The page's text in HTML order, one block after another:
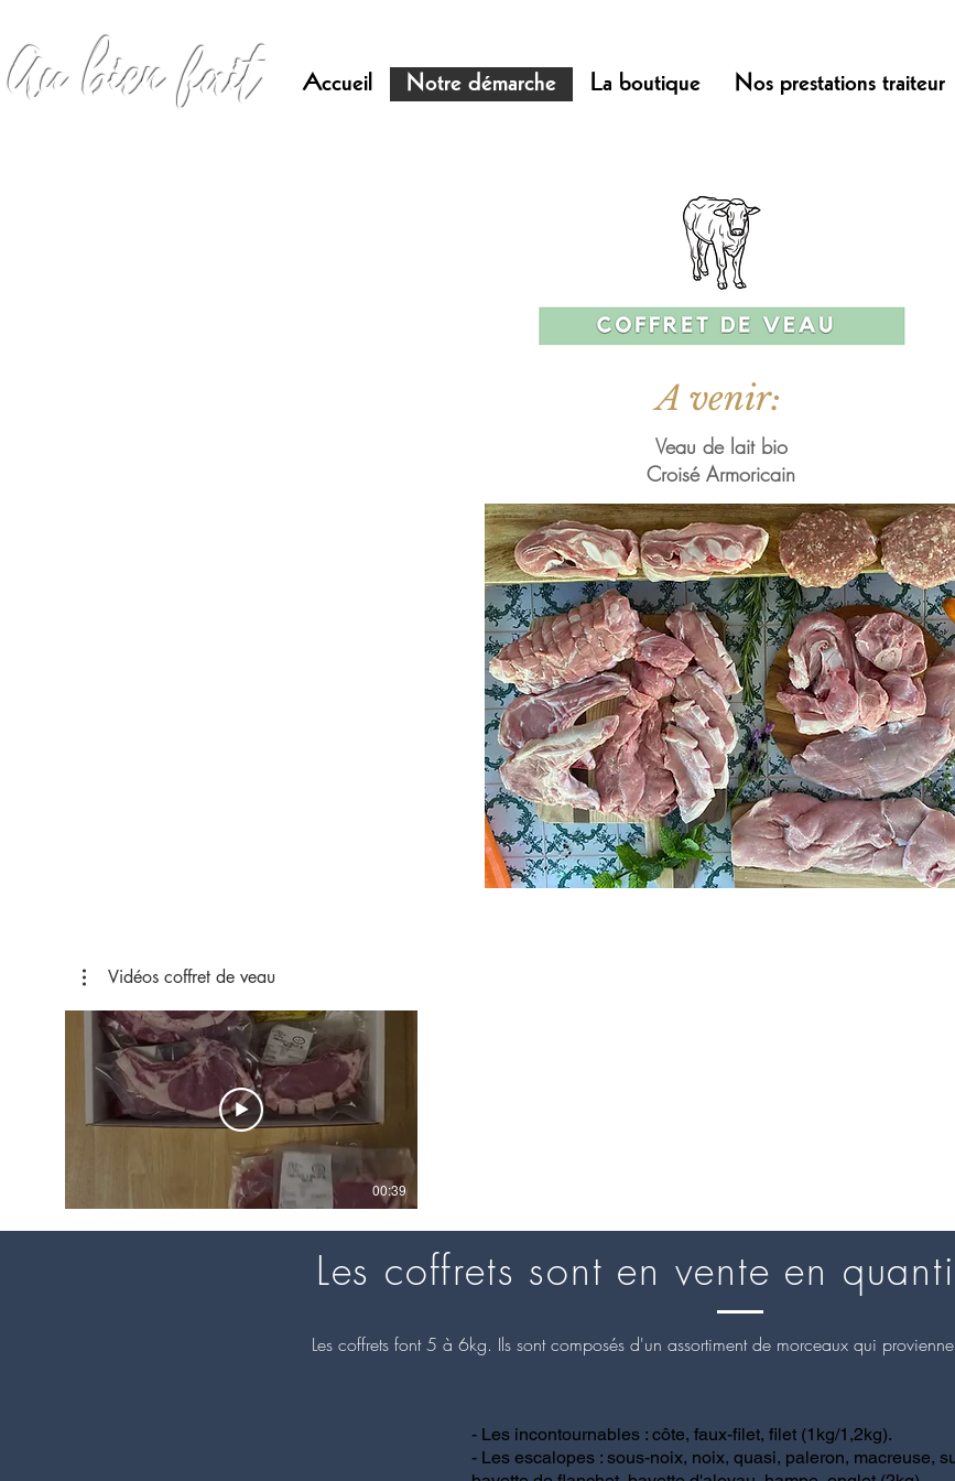
Au bien fait Accueil Notre démarche La boutique Nos prestations traiteur
A venir:
Veau de lait bio
Croisé Armoricain
Vidéos coffret de veau
00:39
Les coffrets sont en vente en
Les coffrets font 5 à 6kg. Ils sont composés d'un assortiment de morceaux qui
- Les incontournables : côte, faux-filet, filet (1kg/1,2kg).
- Les escalopes : sous-noix, noix, quasi, paleron, macreuse,